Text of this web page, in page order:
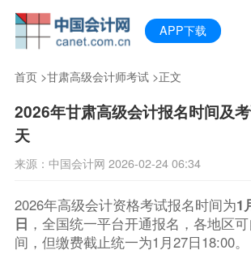
APP下载
首页>甘肃高级会计师考试>正文
2026年甘肃高级会计报名时间及
天
来源：中国会计网 2026-02-24 06:34
2026年高级会计资格考试报名时间为1
日 ，全国统一平台开通报名，各地区
间，但缴费截止统一为1月27日18:00。